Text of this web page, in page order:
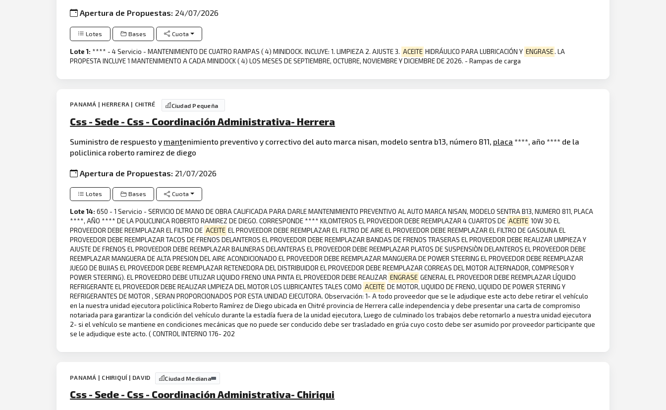
Apertura de Propuestas: 24/07/2026
Lotes Bases Cuota
Lote 1: **** - 4 Servicio - MANTENIMIENTO DE CUATRO RAMPAS ( 4) MINIDOCK. INCLUYE: 1. LIMPIEZA 2. AJUSTE 3. ACEITE HIDRÁULICO PARA LUBRICACIÓN Y ENGRASE. LA
PROPESTA INCLUYE 1 MANTENIMIENTO A CADA MINIDOCK ( 4) LOS MESES DE SEPTIEMBRE, OCTUBRE, NOVIEMBRE Y DICIEMBRE DE 2026. - Rampas de carga
PANAMÁ | HERRERA | CHITRÉ Ciudad Pequeña
Css - Sede - Css - Coordinación Administrativa- Herrera
Suministro de respuesto y mantenimiento preventivo y correctivo del auto marca nisan, modelo sentra b13, número 811, placa ****, año **** de la
policlinica roberto ramirez de diego
Apertura de Propuestas: 21/07/2026
Lotes Bases Cuota
Lote 14:650 - 1 Servicio - SERVICIO DE MANO DE OBRA CALIFICADA PARA DARLE MANTENIMIENTO PREVENTIVO AL AUTO MARCA NISAN, MODELO SENTRA B13, NUMERO 811, PLACA
****, AÑO **** DE LA POLICLINICA ROBERTO RAMIREZ DE DIEGO. CORRESPONDE **** KILOMTEROS EL PROVEEDOR DEBE REEMPLAZAR 4 CUARTOS DE ACEITE 10W 30 EL
PROVEEDOR DEBE REEMPLAZAR EL FILTRO DE ACEITE EL PROVEEDOR DEBE REEMPLAZAR EL FILTRO DE AIRE EL PROVEEDOR DEBE REEMPLAZAR EL FILTRO DE GASOLINA EL
PROVEEDOR DEBE REEMPLAZAR TACOS DE FRENOS DELANTEROS EL PROVEEDOR DEBE REEMPLAZAR BANDAS DE FRENOS TRASERAS EL PROVEEDOR DEBE REALIZAR LIMPIEZA Y
AJUSTE DE FRENOS EL PROVEEDOR DEBE REEMPLAZAR BALINERAS DELANTERAS EL PROVEEDOR DEBE REEMPLAZAR PLATOS DE SUSPENSIÒN DELANTEROS EL PROVEEDOR DEBE
REEMPLAZAR MANGUERA DE ALTA PRESION DEL AIRE ACONDICIONADO EL PROVEEDOR DEBE REEMPLAZAR MANGUERA DE POWER STEERING EL PROVEEDOR DEBE REEMPLAZAR
JUEGO DE BUJIAS EL PROVEEDOR DEBE REEMPLAZAR RETENEDORA DEL DISTRIBUIDOR EL PROVEEDOR DEBE REEMPLAZAR CORREAS DEL MOTOR ALTERNADOR, COMPRESOR Y
POWER STEERING). EL PROVEEDRO DEBE UTILIZAR LIQUIDO FRENO UNA PINTA EL PROVEEDOR DEBE REALIZAR ENGRASE GENERAL EL PROVEEDOR DEBE REEMPLAZAR LÍQUIDO
REFRIGERANTE EL PROVEEDOR DEBE REALIZAR LMPIEZA DEL MOTOR LOS LUBRICANTES TALES COMO ACEITE DE MOTOR, LIQUIDO DE FRENO, LIQUIDO DE POWER STERING Y
REFRIGERANTES DE MOTOR , SERAN PROPORCIONADOS POR ESTA UNIDAD EJECUTORA. Observación: 1- A todo proveedor que se le adjudique este acto debe retirar el vehículo
en la nuestra unidad ejecutora policlínica Roberto Ramírez de Diego ubicada en Chitré provincia de Herrera calle independencia y debe presentar una carta de compromiso
notariada para garantizar la condición del vehículo durante la estadía fuera de la unidad ejecutora, Luego de culminado los trabajos debe retornarlo a nuestra unidad ejecutora
2- si el vehículo se mantiene en condiciones mecánicas que no puede ser conducido debe ser trasladado en grúa cuyo costo debe ser asumido por proveedor participante que
se le adjudique este acto. ( CONTROL INTERNO 176- 202
PANAMÁ | CHIRIQUÍ | DAVID Ciudad Mediana
Css - Sede - Css - Coordinación Administrativa- Chiriqui